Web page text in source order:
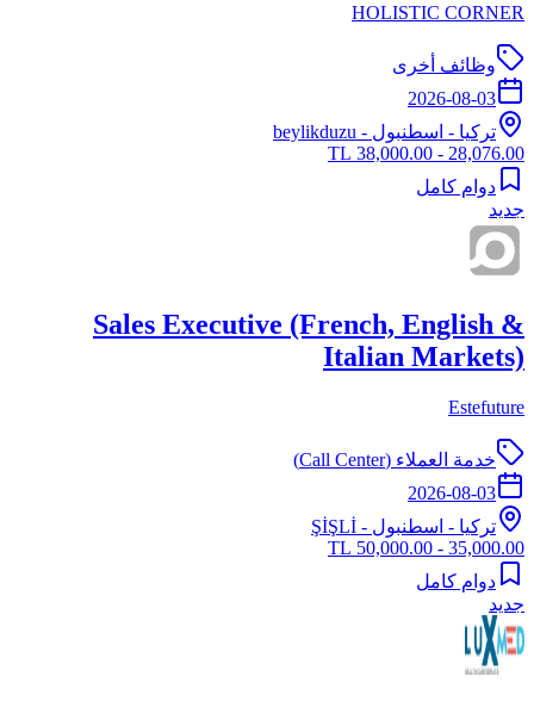
HOLISTIC CORNER
وظائف أخرى
2026-08-03
تركيا - اسطنبول - beylikduzu
28,076.00 - 38,000.00 TL
دوام كامل
جديد
Sales Executive (French, English &
Italian Markets)
Estefuture
خدمة العملاء (Call Center)
2026-08-03
تركيا - اسطنبول - ŞİŞLİ
35,000.00 - 50,000.00 TL
دوام كامل
جديد